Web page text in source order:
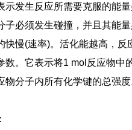
发生反应所需要克服的能量
子必须发生碰撞，并且其能
慢(速率)。活化能越高，
数。它表示将1 mol反应物中
物分子内所有化学键的总强